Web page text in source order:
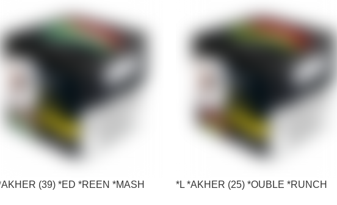
(39) *ED *REEN *MASH
*L *AKHER (25) *OUBLE *RUNCH